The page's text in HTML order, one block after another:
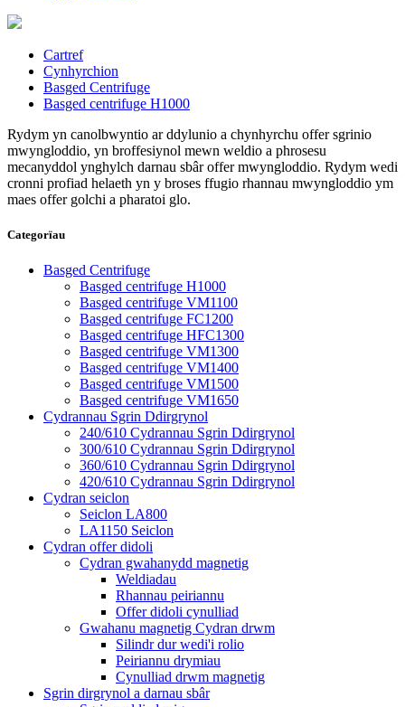
Cartref
Cynhyrchion
Basged Centrifuge
Basged centrifuge H1000
Rydym yn canolbwyntio ar ddylunio a chynhyrchu offer sgrinio
mwyngloddio, yn broffesiynol mewn weldio a phrosesu
mecanyddol ynghylch darnau sbâr offer mwyngloddio. Rydym wedi
cronni profiad helaeth yn y broses ffugio rhannau mwyngloddio ym
maes offer golchi a pharatoi glo.
Categorïau
Basged Centrifuge
Basged centrifuge H1000
Basged centrifuge VM1100
Basged centrifuge FC1200
Basged centrifuge HFC1300
Basged centrifuge VM1300
Basged centrifuge VM1400
Basged centrifuge VM1500
Basged centrifuge VM1650
Cydrannau Sgrin Ddirgrynol
240/610 Cydrannau Sgrin Ddirgrynol
300/610 Cydrannau Sgrin Ddirgrynol
360/610 Cydrannau Sgrin Ddirgrynol
420/610 Cydrannau Sgrin Ddirgrynol
Cydran seiclon
Seiclon LA800
LA1150 Seiclon
Cydran offer didoli
Cydran gwahanydd magnetig
Weldiadau
Rhannau peiriannu
Offer didoli cynulliad
Gwahanu magnetig Cydran drwm
Silindr dur wedi'i rolio
Peiriannu drymiau
Cynulliad drwm magnetig
Sgrin dirgrynol a darnau sbâr